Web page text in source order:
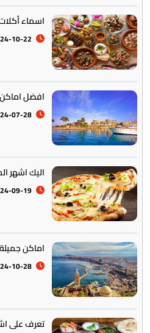
أستراليا || أوقيانوسيا
التراث والتقاليد
المأكولات العالمية
اسماء أكلات
2024-10-22
افضل اماكن
2024-07-28
اليك اشهر
2024-09-19
اماكن جميلة
2024-10-28
تعرف على اشهر